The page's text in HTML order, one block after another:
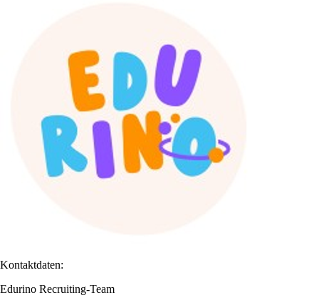
Kontaktdaten:
Edurino Recruiting-Team